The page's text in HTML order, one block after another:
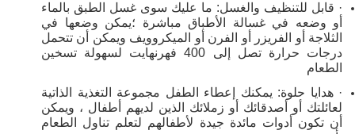
· قابل للتنظيف والغسل: ما عليك سوى غسل الطبق بالماء
أو وضعه في غسالة الأطباق مباشرة ؛يمكن وضعها في
الثلاجة أو الفريزر أو الفرن أو الميكروويف ويمكن أن تتحمل
درجات حرارة تصل إلى 400 فهرنهايت لسهولة تسخين
الطعام
· هدايا حلوة: يمكنك إعطاء الطفل مجموعة التغذية الذاتية
لعائلتك أو أصدقائك أو زملائك الذين لديهم أطفال ، ويمكن
أن تكون أدوات مائدة جيدة لأطفالهم لتعلم تناول الطعام